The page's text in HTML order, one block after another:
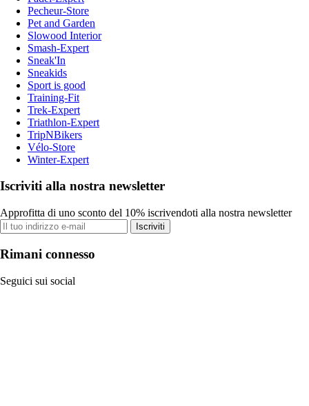
Pecheur-Store
Pet and Garden
Slowood Interior
Smash-Expert
Sneak'In
Sneakids
Sport is good
Training-Fit
Trek-Expert
Triathlon-Expert
TripNBikers
Vélo-Store
Winter-Expert
Iscriviti alla nostra newsletter
Approfitta di uno sconto del 10% iscrivendoti alla nostra newsletter
Iscriviti
Rimani connesso
Seguici sui social